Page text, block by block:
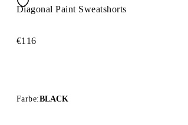
Diagonal Paint Sweatshorts
€116
Farbe:BLACK